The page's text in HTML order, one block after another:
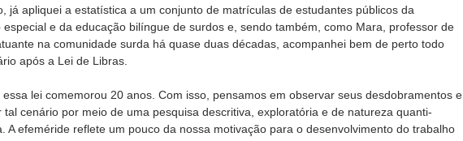
já apliquei a estatística a um conjunto de matrículas de estudantes públicos da
especial e da educação bilíngue de surdos e, sendo também, como Mara, professor de
na comunidade surda há quase duas décadas, acompanhei bem de perto todo
após a Lei de Libras.
essa lei comemorou 20 anos. Com isso, pensamos em observar seus desdobramentos e
tal cenário por meio de uma pesquisa descritiva, exploratória e de natureza quanti-
A efeméride reflete um pouco da nossa motivação para o desenvolvimento do trabalho